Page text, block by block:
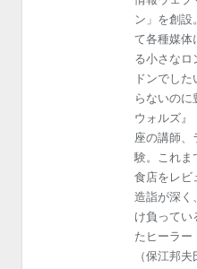
ン」を創
て各種媒体
る小さなロ
ドンでし
らないの
ウォルズ』
座の講師、
験。これま
食店をレビ
造詣が深く
け負ってい
たヒーラー
（保江邦